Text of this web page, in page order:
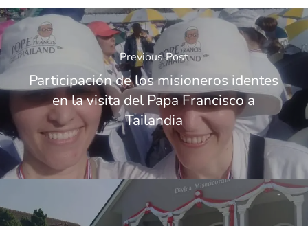
Previous Post
Participación de los misioneros identes
en la visita del Papa Francisco a
Tailandia